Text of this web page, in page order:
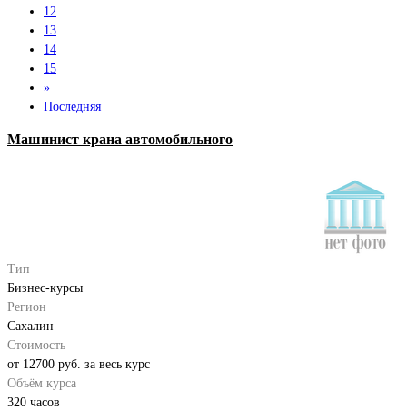
12
13
14
15
»
Последняя
Машинист крана автомобильного
Тип
Бизнес-курсы
Регион
Сахалин
Стоимость
от 12700 руб. за весь курс
Объём курса
320 часов